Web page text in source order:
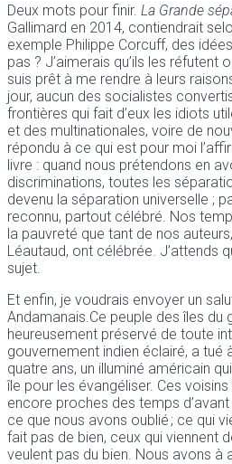
Deux mots pour finir. La Grande
Gallimard en 2014, contiendrait
exemple Philippe Corcuff, des
pas ? J’aimerais qu’ils les réfutent
suis prêt à me rendre à leurs
jour, aucun des socialistes
frontières qui fait d’eux les idiots
et des multinationales, voire de
répondu à ce qui est pour moi
livre : quand nous prétendons en
discriminations, toutes les
devenu la séparation universelle ;
reconnu, partout célébré. Nos
la pauvreté que tant de nos
Léautaud, ont célébrée. J’attends
sujet.
Et enfin, je voudrais envoyer un
Andamanais.Ce peuple des îles du
heureusement préservé de toute
gouvernement indien éclairé, a
quatre ans, un illuminé américain
île pour les évangéliser. Ces
encore proches des temps
ce que nous avons oublié ; ce qui
fait pas de bien, ceux qui viennent
veulent pas du bien. Nous avons à